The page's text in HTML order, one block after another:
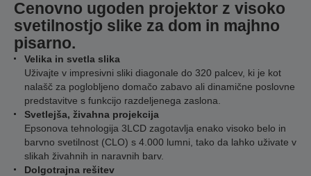
Cenovno ugoden projektor z visoko
svetilnostjo slike za dom in majhno
pisarno.
Velika in svetla slika
Uživajte v impresivni sliki diagonale do 320 palcev, ki je kot
nalašč za poglobljeno domačo zabavo ali dinamične poslovne
predstavitve s funkcijo razdeljenega zaslona.
Svetlejša, živahna projekcija
Epsonova tehnologija 3LCD zagotavlja enako visoko belo in
barvno svetilnost (CLO) s 4.000 lumni, tako da lahko uživate v
slikah živahnih in naravnih barv.
Dolgotrajna rešitev